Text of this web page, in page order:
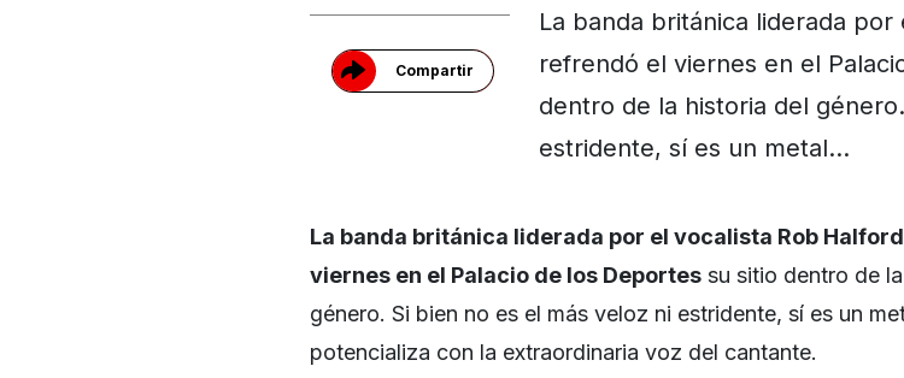
Compartir
La banda británica liderada
refrendó el viernes en el
dentro de la historia del
estridente, sí es un metal…
La banda británica liderada por el vocalista Rob
viernes en el Palacio de los Deportes su sitio dentro de
género. Si bien no es el más veloz ni estridente, sí es un
potencializa con la extraordinaria voz del cantante.